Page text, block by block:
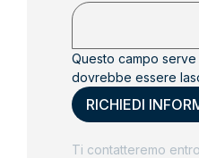
Questo campo
dovrebbe essere
Ti contatteremo